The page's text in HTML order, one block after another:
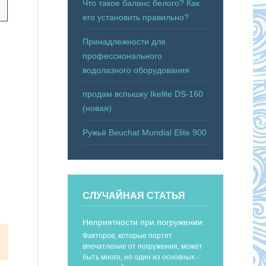
Что такое баланс белого? Как
его установить правильно?
Принадлежности для
профессионального
водолазного оборудования
продам вспышку Ikelite DS-160
(новая)
Ружьё Beuchat Mundial Elite 900
СЛУЧАЙНАЯ СТАТЬЯ
Неприятности при погружении
Факторов, которые портят
впечатление от погружения, может
быть много, но один из основных -